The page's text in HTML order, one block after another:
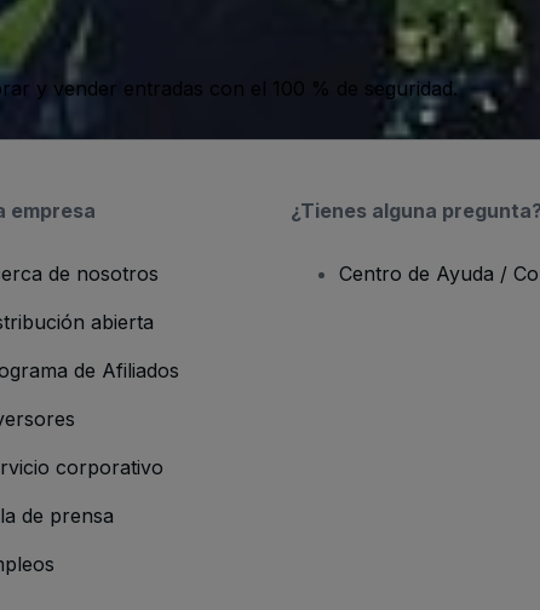
y vender entradas con el 100 % de seguridad.
empresa
de nosotros
abierta
de Afiliados
corporativo
de prensa
¿Tienes alguna
Centro de Ayuda /